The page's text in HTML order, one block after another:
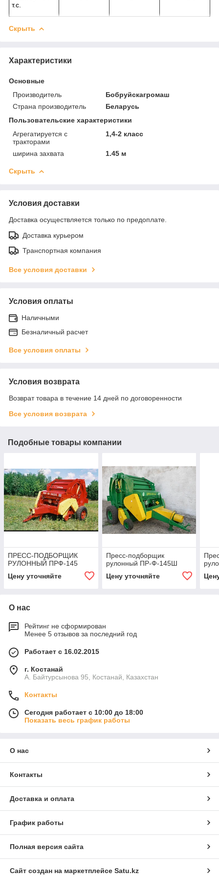
т.с.
Скрыть
Характеристики
Основные
Производитель
Бобруйскагромаш
Страна производитель
Беларусь
Пользовательские характеристики
Агрегатируется с
тракторами
1,4-2 класс
ширина захвата 1.45 м
Скрыть
Условия доставки
Доставка осуществляется только по предоплате.
Доставка курьером
Транспортная компания
Все условия доставки
Условия оплаты
Наличными
Безналичный расчет
Все условия оплаты
Условия возврата
Возврат товара в течение 14 дней по договоренности
Все условия возврата
Подобные товары компании
ПРЕСС-ПОДБОРЩИК
РУЛОННЫЙ ПРФ-145
Цену уточняйте
Пресс-подборщик
рулонный ПР-Ф-145Ш
Цену уточняйте
О нас
Рейтинг не сформирован
Менее 5 отзывов за последний год
Работает с 16.02.2015
г. Костанай
А. Байтурсынова 95, Костанай, Казахстан
Контакты
Сегодня работает с 10:00 до 18:00
Показать весь график работы
О нас
Контакты
Доставка и оплата
График работы
Полная версия сайта
Сайт создан на маркетплейсе Satu.kz